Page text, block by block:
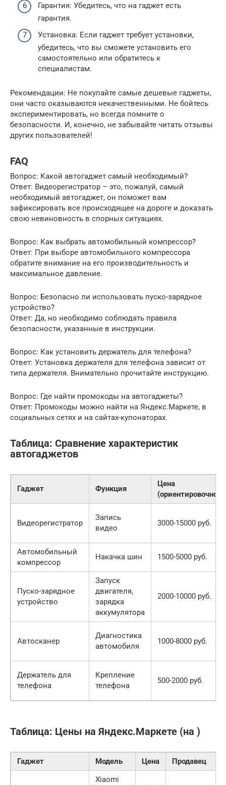
Гарантия: Убедитесь, что на гаджет есть
гарантия.
Установка: Если гаджет требует установки,
убедитесь, что вы сможете установить его
самостоятельно или обратитесь к
специалистам.
Рекомендации: Не покупайте самые дешевые гаджеты,
они часто оказываются некачественными. Не бойтесь
экспериментировать, но всегда помните о
безопасности. И, конечно, не забывайте читать отзывы
других пользователей!
FAQ
Вопрос: Какой автогаджет самый необходимый?
Ответ: Видеорегистратор – это, пожалуй, самый
необходимый автогаджет, он поможет вам
зафиксировать все происходящее на дороге и доказать
свою невиновность в спорных ситуациях.
Вопрос: Как выбрать автомобильный компрессор?
Ответ: При выборе автомобильного компрессора
обратите внимание на его производительность и
максимальное давление.
Вопрос: Безопасно ли использовать пуско-зарядное
устройство?
Ответ: Да, но необходимо соблюдать правила
безопасности, указанные в инструкции.
Вопрос: Как установить держатель для телефона?
Ответ: Установка держателя для телефона зависит от
типа держателя. Внимательно прочитайте инструкцию.
Вопрос: Где найти промокоды на автогаджеты?
Ответ: Промокоды можно найти на Яндекс.Маркете, в
социальных сетях и на сайтах-купонаторах.
Таблица: Сравнение характеристик
автогаджетов
Гаджет Функция
Цена
(ориентировочно)
Видеорегистратор
Запись
видео
3000-15000 руб.
Автомобильный
компрессор
Накачка шин 1500-5000 руб.
Пуско-зарядное
устройство
Запуск
двигателя,
зарядка
аккумулятора
2000-10000 руб.
Автосканер
Диагностика
автомобиля
1000-8000 руб.
Держатель для
телефона
Крепление
телефона
500-2000 руб.
Таблица: Цены на Яндекс.Маркете (на )
Гаджет Модель Цена Продавец
Xiaomi